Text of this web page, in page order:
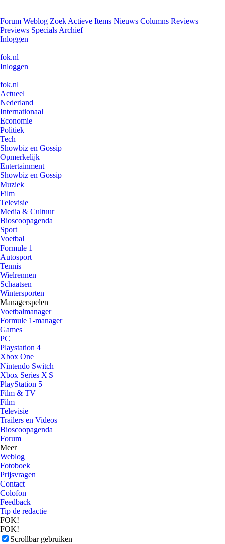
Forum Weblog Zoek Actieve Items Nieuws Columns Reviews
Previews Specials Archief
Inloggen
fok.nl
Inloggen
fok.nl
Actueel
Nederland
Internationaal
Economie
Politiek
Tech
Showbiz en Gossip
Opmerkelijk
Entertainment
Showbiz en Gossip
Muziek
Film
Televisie
Media & Cultuur
Bioscoopagenda
Sport
Voetbal
Formule 1
Autosport
Tennis
Wielrennen
Schaatsen
Wintersporten
Managerspelen
Voetbalmanager
Formule 1-manager
Games
PC
Playstation 4
Xbox One
Nintendo Switch
Xbox Series X|S
PlayStation 5
Film & TV
Film
Televisie
Trailers en Videos
Bioscoopagenda
Forum
Meer
Weblog
Fotoboek
Prijsvragen
Contact
Colofon
Feedback
Tip de redactie
FOK!
FOK!
Scrollbar gebruiken